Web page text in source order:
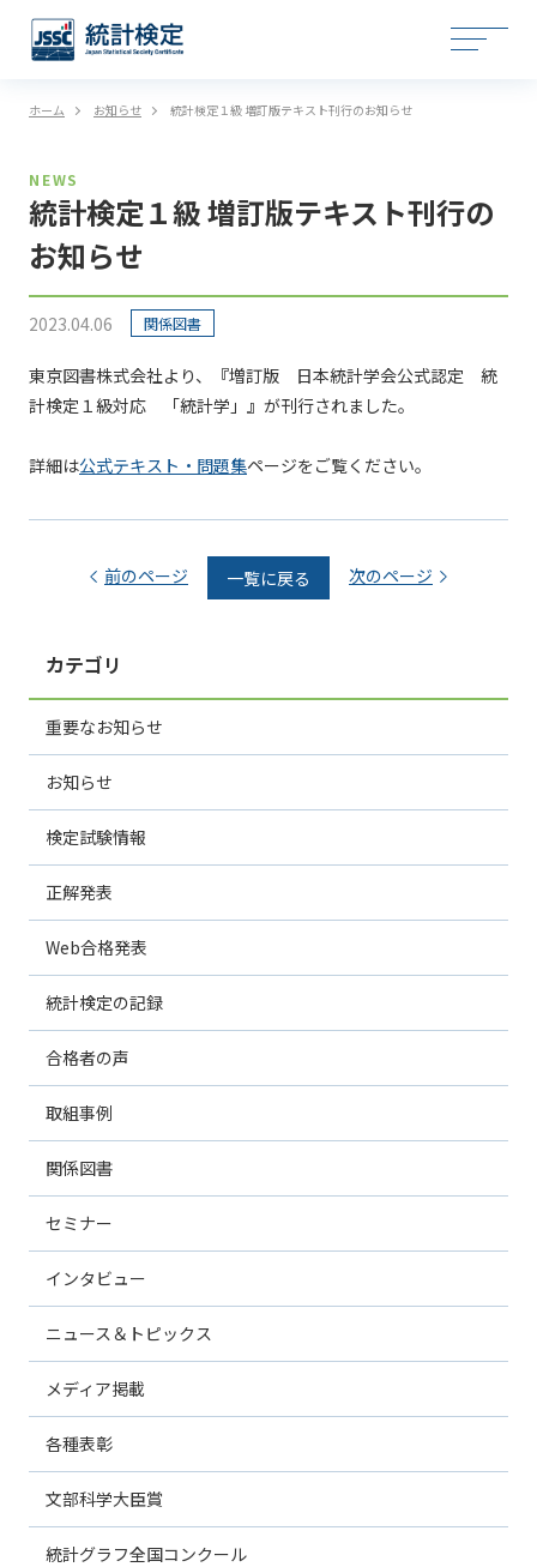
ホーム お知らせ 統計検定１級 増訂版テキスト刊行のお知らせ
NEWS
統計検定１級 増訂版テキスト刊行の
お知らせ
2023.04.06 関係図書
東京図書株式会社より、『増訂版 日本統計学会公式認定 統
計検定１級対応 「統計学」』が刊行されました。
詳細は公式テキスト・問題集ページをご覧ください。
前のページ 一覧に戻る 次のページ
カテゴリ
重要なお知らせ
お知らせ
検定試験情報
正解発表
Web合格発表
統計検定の記録
合格者の声
取組事例
関係図書
セミナー
インタビュー
ニュース＆トピックス
メディア掲載
各種表彰
文部科学大臣賞
統計グラフ全国コンクール